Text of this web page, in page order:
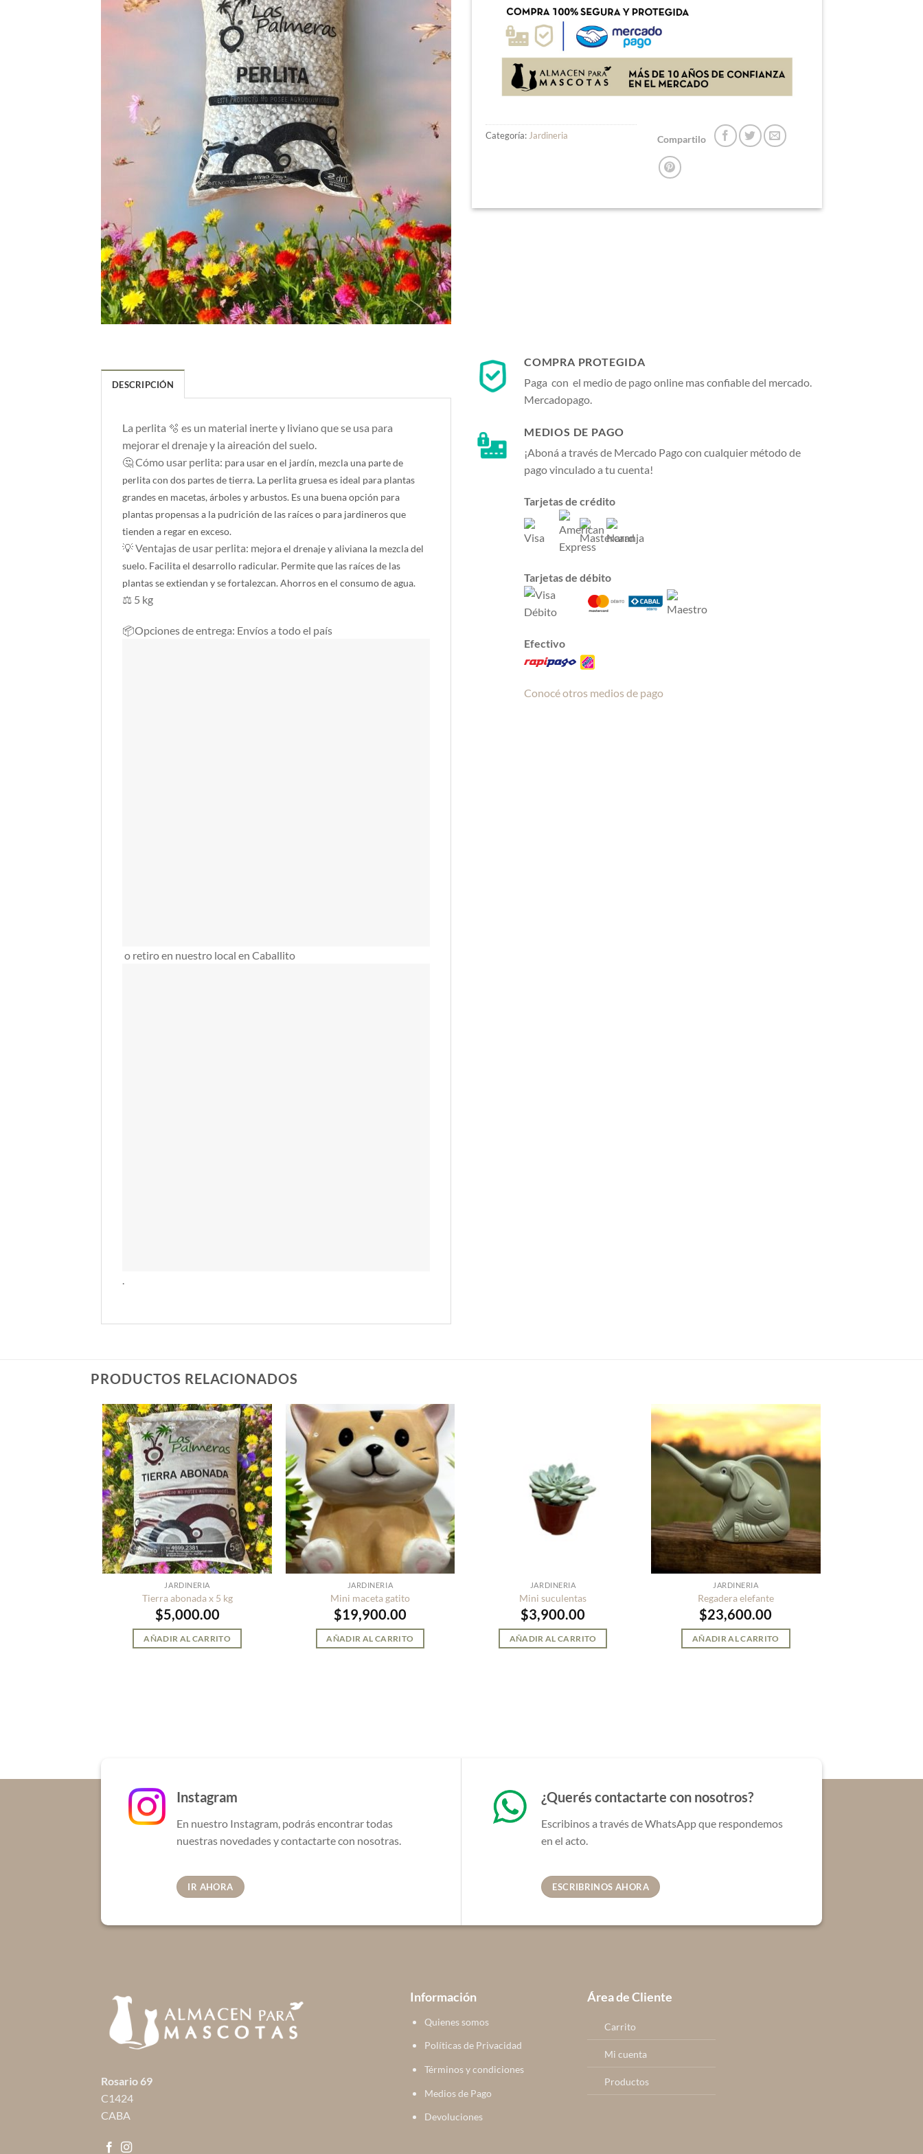
Categoría: Jardineria Compartilo
DESCRIPCIÓN
La perlita 🫧 es un material inerte y liviano que se usa para
mejorar el drenaje y la aireación del suelo.
🤔 Cómo usar perlita: para usar en el jardín, mezcla una parte de
perlita con dos partes de tierra. La perlita gruesa es ideal para plantas
grandes en macetas, árboles y arbustos. Es una buena opción para
plantas propensas a la pudrición de las raíces o para jardineros que
tienden a regar en exceso.
💡 Ventajas de usar perlita: mejora el drenaje y aliviana la mezcla del
suelo. Facilita el desarrollo radicular. Permite que las raíces de las
plantas se extiendan y se fortalezcan.Ahorros en el consumo de agua.
⚖️ 5 kg
📦Opciones de entrega: Envíos a todo el país
o retiro en nuestro local en Caballito
.
COMPRA PROTEGIDA
Paga con el medio de pago online mas confiable del mercado.
Mercadopago.
MEDIOS DE PAGO
¡Aboná a través de Mercado Pago con cualquier método de
pago vinculado a tu cuenta!
Tarjetas de crédito
Tarjetas de débito
Efectivo
Conocé otros medios de pago
PRODUCTOS RELACIONADOS
JARDINERIA
Tierra abonada x 5 kg
$5,000.00
AÑADIR AL CARRITO
JARDINERIA
Mini maceta gatito
$19,900.00
AÑADIR AL CARRITO
JARDINERIA
Mini suculentas
$3,900.00
AÑADIR AL CARRITO
JARDINERIA
Regadera elefante
$23,600.00
AÑADIR AL CARRITO
Instagram
En nuestro Instagram, podrás encontrar todas
nuestras novedades y contactarte con nosotras.
IR AHORA
¿Querés contactarte con nosotros?
Escribinos a través de WhatsApp que respondemos
en el acto.
ESCRIBRINOS AHORA
Rosario 69
C1424
CABA
Información
Quienes somos
Políticas de Privacidad
Términos y condiciones
Medios de Pago
Devoluciones
Área de Cliente
Carrito
Mi cuenta
Productos